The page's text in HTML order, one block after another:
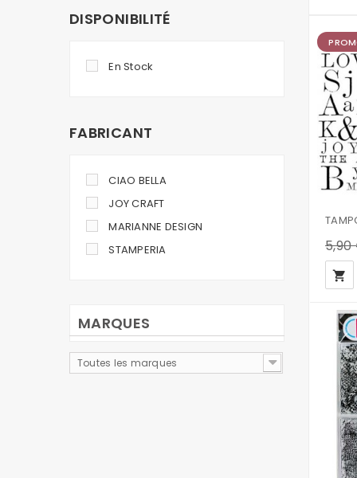
DISPONIBILITÉ
En Stock
FABRICANT
CIAO BELLA
JOY CRAFT
MARIANNE DESIGN
STAMPERIA
MARQUES
Toutes les marques
local_grocery_store